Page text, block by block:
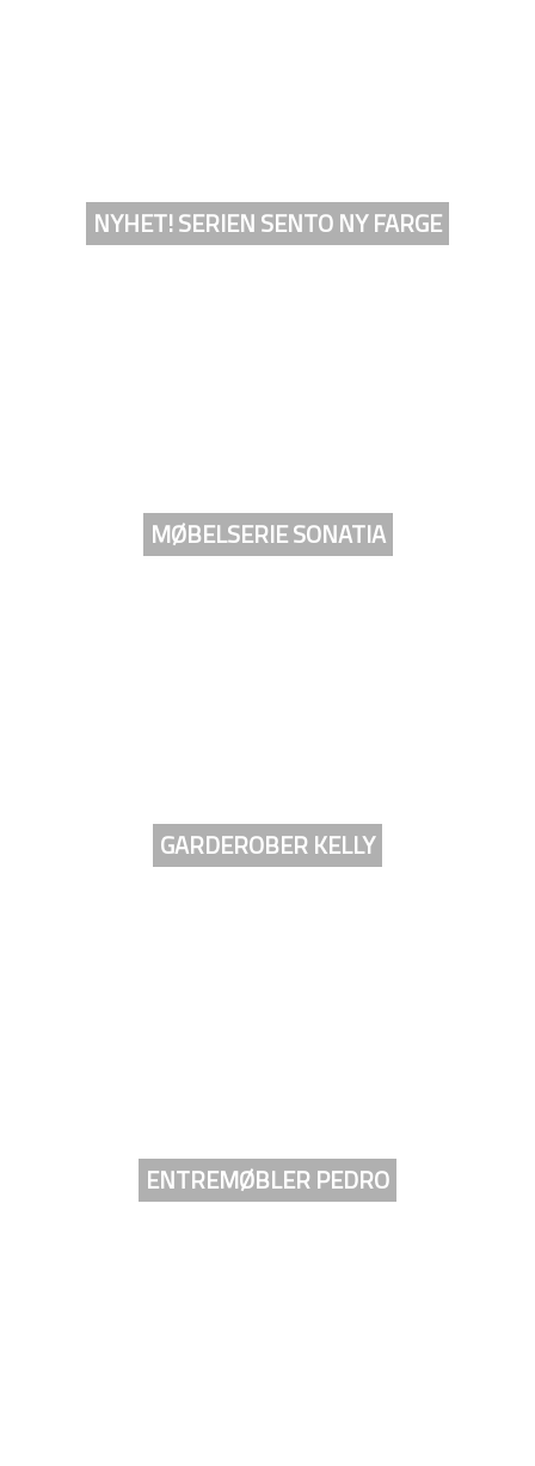
NYHET! SERIEN SENTO NY FARGE
MØBELSERIE SONATIA
GARDEROBER KELLY
ENTREMØBLER PEDRO